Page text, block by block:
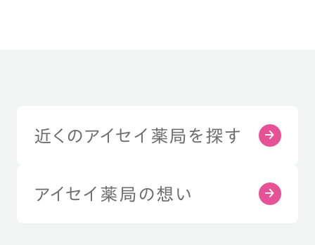
近くのアイセイ薬局を探す
アイセイ薬局の想い